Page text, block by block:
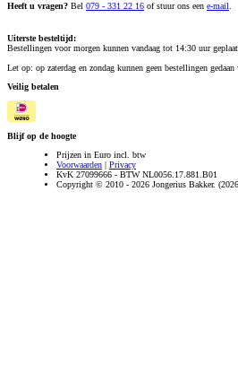
Heeft u vragen? Bel 079 - 331 22 16 of stuur ons een e-mail
Uiterste besteltijd:
Bestellingen voor morgen kunnen vandaag tot 14:30 uur
Let op: op zaterdag en zondag kunnen geen bestellingen gedaan
Veilig betalen
Blijf op de hoogte
Prijzen in Euro incl. btw
Voorwaarden | Privacy
KvK 27099666 - BTW NL0056.17.881.B01
Copyright © 2010 - 2026 Jongerius Bakker.